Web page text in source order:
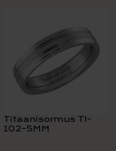
Titaanisormus TI-
102-5MM
muunnelma.
tehdä
valinnat
tuotteen